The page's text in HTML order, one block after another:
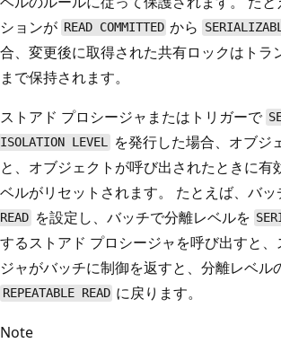
ションが READ COMMITTED から
合、変更後に取得された共有ロックはトラ
まで保持されます。
ストアド プロシージャまたはトリガーで
ISOLATION LEVEL を発行した場合、オブジ
と、オブジェクトが呼び出されたときに有
ベルがリセットされます。 たとえば、バ
READ を設定し、バッチで分離レベルを
するストアド プロシージャを呼び出すと
ジャがバッチに制御を返すと、分離レベル
REPEATABLE READ に戻ります。
Note